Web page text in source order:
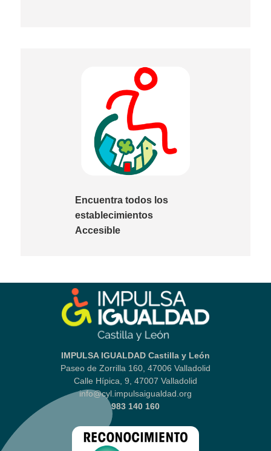
Encuentra todos los
establecimientos
Accesible
IMPULSA IGUALDAD Castilla y León
Paseo de Zorrilla 160, 47006 Valladolid
Calle Hípica, 9, 47007 Valladolid
info@cyl.impulsaigualdad.org
983 140 160